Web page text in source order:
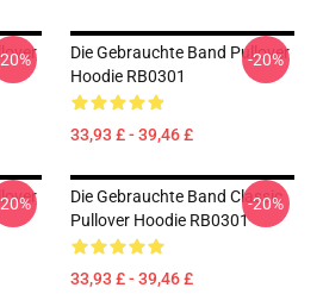
Die Gebrauchte Band Pullover
Hoodie RB0301
33,93 £ - 39,46 £
-20%
Die Gebrauchte Band Classic
Pullover Hoodie RB0301
33,93 £ - 39,46 £
-20%